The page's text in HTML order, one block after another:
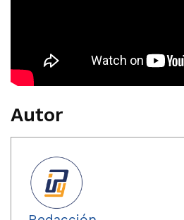
Autor